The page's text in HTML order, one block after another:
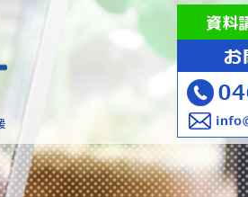
障がいをお持ちの方への就労支援
資料